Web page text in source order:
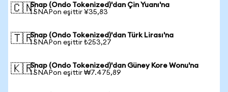
🇨🇳Snap (Ondo Tokenized)'dan Çin Yuanı'na
1 SNAPon eşittir ¥35,83
🇹🇷Snap (Ondo Tokenized)'dan Türk Lirası'na
1 SNAPon eşittir ₺253,27
🇰🇷Snap (Ondo Tokenized)'dan Güney Kore Wonu'na
1 SNAPon eşittir ₩7.475,89